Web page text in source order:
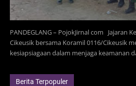
PANDEGLANG – PojokJirnal com Jajaran
Cikeusik bersama Koramil 0116/Cikeusik
kesiapsiagaan dalam menjaga keamanan
Berita Terpopuler